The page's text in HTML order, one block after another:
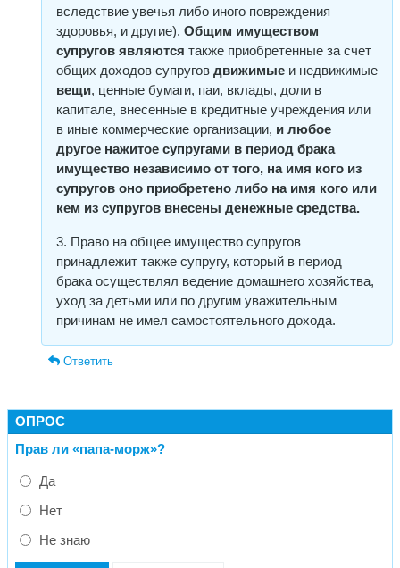
вследствие увечья либо иного повреждения
здоровья, и другие). Общим имуществом
супругов являются также приобретенные за счет
общих доходов супругов движимые и недвижимые
вещи, ценные бумаги, паи, вклады, доли в
капитале, внесенные в кредитные учреждения или
в иные коммерческие организации, и любое
другое нажитое супругами в период брака
имущество независимо от того, на имя кого из
супругов оно приобретено либо на имя кого или
кем из супругов внесены денежные средства.
3. Право на общее имущество супругов
принадлежит также супругу, который в период
брака осуществлял ведение домашнего хозяйства,
уход за детьми или по другим уважительным
причинам не имел самостоятельного дохода.
Ответить
ОПРОС
Прав ли «папа-морж»?
Да
Нет
Не знаю